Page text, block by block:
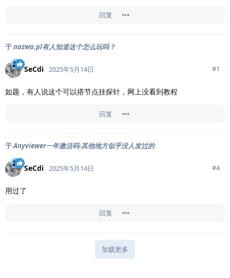
回复
于nazwa.pl有人知道这个怎么玩吗？
SeCdi 2025年5月14日 #1
如题，有人说这个可以搭节点挂探针，网上没看到教程
回复
于Anyviewer一年激活码-其他地方似乎没人发过的
SeCdi 2025年5月14日 #4
用过了
回复
加载更多